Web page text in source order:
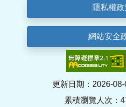
隱私權
網站安全
更新日期：2026-
累積瀏覽人次：